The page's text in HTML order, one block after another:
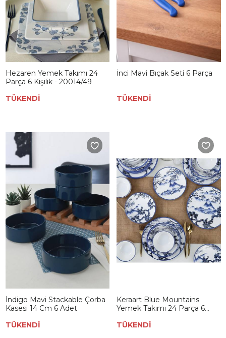
Hezaren Yemek Takımı 24
Parça 6 Kişilik - 20014/49
TÜKENDİ
İnci Mavi Bıçak Seti 6 Parça
TÜKENDİ
İndigo Mavi Stackable Çorba
Kasesi 14 Cm 6 Adet
TÜKENDİ
Keraart Blue Mountains
Yemek Takımı 24 Parça 6
TÜKENDİ